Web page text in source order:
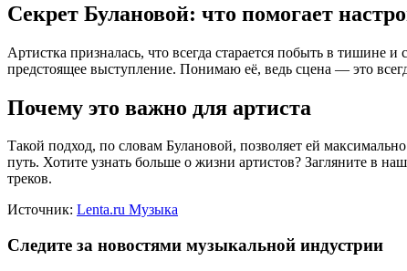
Секрет Булановой: что помогает
Артистка призналась, что всегда старается побыть в тишине
предстоящее выступление. Понимаю её, ведь сцена — это
Почему это важно для артиста
Такой подход, по словам Булановой, позволяет ей
путь. Хотите узнать больше о жизни артистов? Загляните в наш
треков.
Источник: Lenta.ru Музыка
Следите за новостями музыкальной индустрии